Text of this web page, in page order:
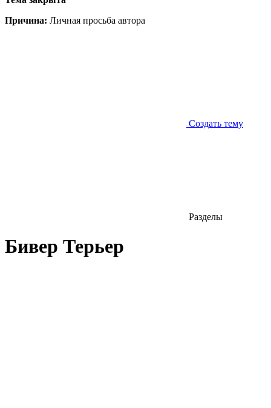
Причина: Личная просьба автора
Создать тему
Разделы
Бивер Терьер